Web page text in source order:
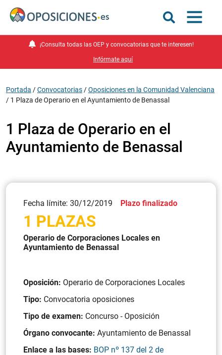
¡Consulta todas las OEP y convocatorias que te interesen!
Infórmate aquí
Portada /Convocatorias /Oposiciones en la Comunidad Valenciana
/ 1 Plaza de Operario en el Ayuntamiento de Benassal
1 Plaza de Operario en el
Ayuntamiento de Benassal
Fecha límite: 30/12/2019 Plazo finalizado
1 PLAZAS
Operario de Corporaciones Locales en
Ayuntamiento de Benassal
Oposición: Operario de Corporaciones Locales
Tipo: Convocatoria oposiciones
Tipo de examen: Concurso - Oposición
Órgano convocante: Ayuntamiento de Benassal
Enlace a las bases: BOP nº 137 del 2 de